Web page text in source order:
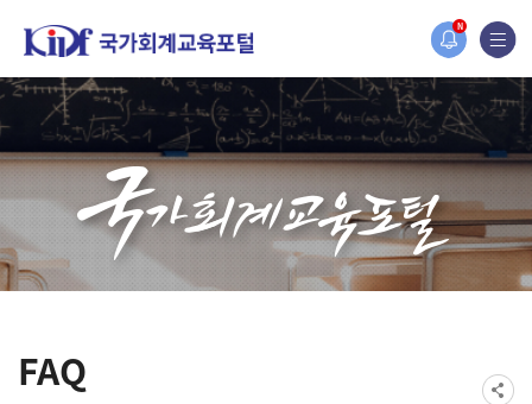
N
홈페이지가 새롭게 개편되었습니다.
한국조세재정연구원홈페이지가 새롭게 개설되었습니다.
FAQ